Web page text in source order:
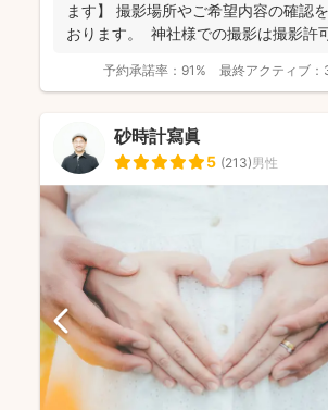
ます】 撮影場所やご希望内容の確認
おります。 神社様での撮影は撮影許
予約承諾率： 91% 最終アクティブ：
砂時計寫眞
5 (213)男性